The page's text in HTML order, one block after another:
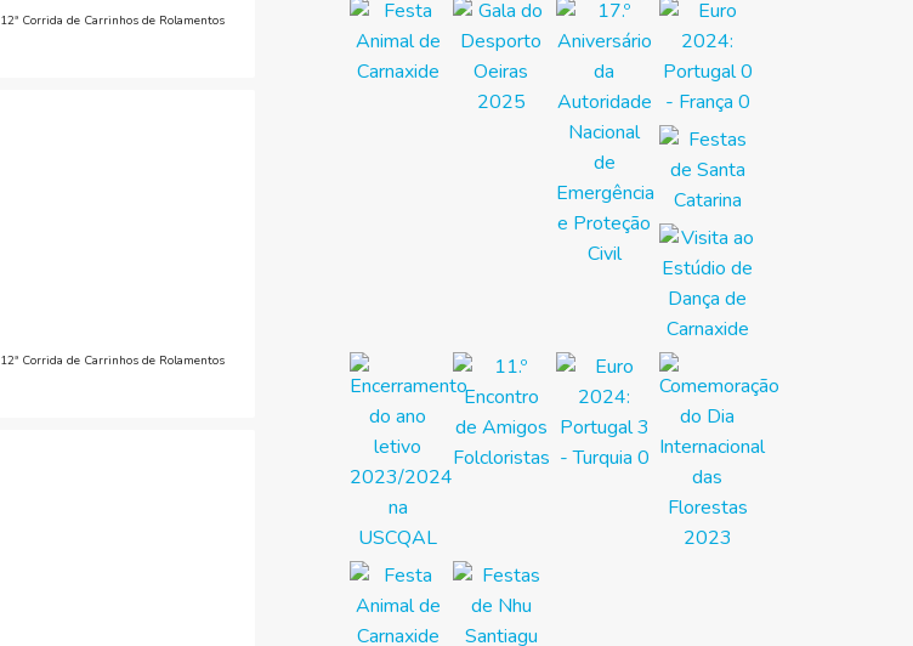
12ª Corrida de Carrinhos de Rolamentos
12ª Corrida de Carrinhos de Rolamentos